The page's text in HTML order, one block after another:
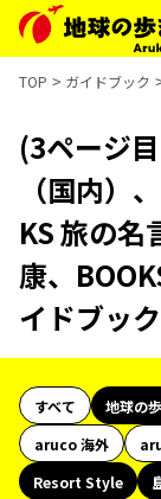
TOP ガイドブック
(3ページ
（国内）
KS 旅の名
康、
イドブッ
すべて 地球の
aruco 海外
Resort Style